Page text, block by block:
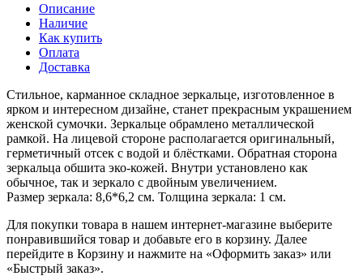
Описание
Наличие
Как купить
Оплата
Доставка
Стильное, карманное складное зеркальце, изготовленное в
ярком и интересном дизайне, станет прекрасным украшением
женской сумочки. Зеркальце обрамлено металлической
рамкой. На лицевой стороне располагается оригинальный,
герметичный отсек с водой и блёстками. Обратная сторона
зеркальца обшита эко-кожей. Внутри установлено как
обычное, так и зеркало с двойным увеличением.
Размер зеркала: 8,6*6,2 см. Толщина зеркала: 1 см.
Для покупки товара в нашем интернет-магазине выберите
понравившийся товар и добавьте его в корзину. Далее
перейдите в Корзину и нажмите на «Оформить заказ» или
«Быстрый заказ».